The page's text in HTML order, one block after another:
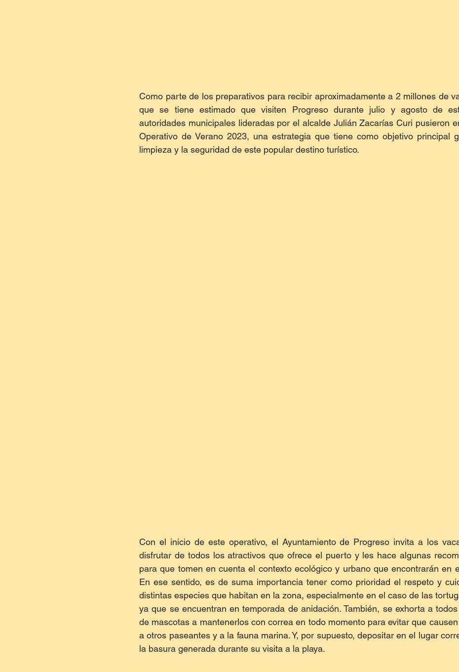
Como parte de los preparativos para recibir aproximadamente a 2 millones de
que se tiene estimado que visiten Progreso durante julio y agosto de
autoridades municipales lideradas por el alcalde Julián Zacarías Curi pusieron
Operativo de Verano 2023, una estrategia que tiene como objetivo principal
limpieza y la seguridad de este popular destino turístico.
Con el inicio de este operativo, el Ayuntamiento de Progreso invita a los
disfrutar de todos los atractivos que ofrece el puerto y les hace algunas
para que tomen en cuenta el contexto ecológico y urbano que encontrarán en
En ese sentido, es de suma importancia tener como prioridad el respeto y
distintas especies que habitan en la zona, especialmente en el caso de las
ya que se encuentran en temporada de anidación. También, se exhorta a
de mascotas a mantenerlos con correa en todo momento para evitar que
a otros paseantes y a la fauna marina. Y, por supuesto, depositar en el lugar
la basura generada durante su visita a la playa.